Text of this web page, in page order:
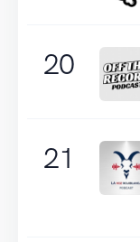
20
21